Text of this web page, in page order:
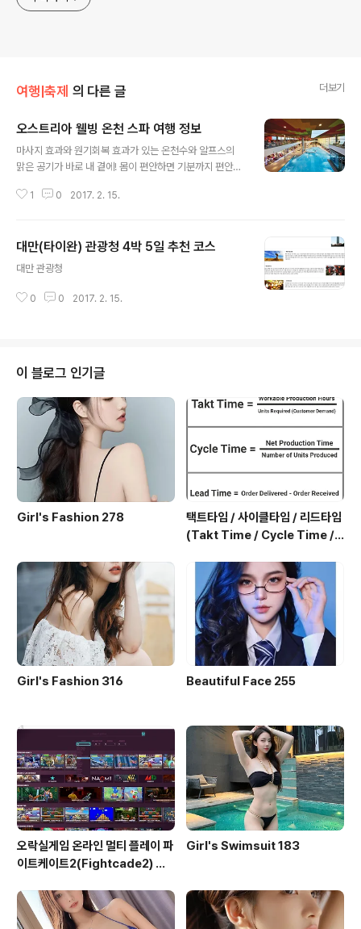
여행|축제 의 다른 글 더보기
오스트리아 웰빙 온천 스파 여행 정보
마사지 효과와 원기회복 효과가 있는 온천수와 알프스의
맑은 공기가 바로 내 곁에! 몸이 편안하면 기분까지 편안해
천 스파가 자리하고 있는 전 세계에서 유일한 수도입니다.
me)에서 잠시 여독을 풀고 휴식을 취해보세요. 부르겐란
트(Burgenland) Sonnentherme 부르겐란트에는 오스
건강을 위한 공원에서 사원에 이르기까지 다양한 시설을
1 0 2017. 2. 15.
대만(타이완) 관광청 4박 5일 추천 코스
대만 관광청
0 0 2017. 2. 15.
이 블로그 인기글
Girl's Fashion 278
택트타임 / 사이클타임 / 리드타임
(Takt Time / Cycle Time / L
Girl's Fashion 316 Beautiful Face 255
오락실게임 온라인 멀티 플레이 파
이트케이트2(Fightcade2) 설
Girl's Swimsuit 183